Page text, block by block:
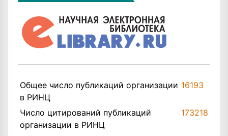
Общее число публикаций организации
в РИНЦ
16193
Число цитирований публикаций
организации в РИНЦ
173218